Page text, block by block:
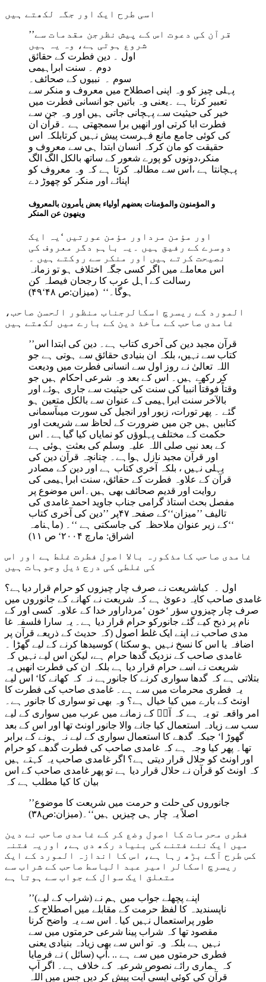
اسی طرح ایک اور جگہ لکھتے ہیں
’’قرآن کی دعوت اس کے پیش نظرجن مقدمات سے
شروع ہوتی ہے، وہ یہ ہیں
اول ۔ دین فطرت کے حقائق
سوم ۔ نبیوں کے صحائف۔
پہلی چیز کو وہ اپنی اصطلاح میں معروف و منکر سے
تعبیر کرتا ہے ۔یعنی وہ باتیں جو انسانی فطرت میں
خیر کی حیثیت سے پہچانی جاتی ہیں اور وہ جن سے
فطرت ابا کرتی اور انھیں برا سمجھتی ہے ۔قرآن ان
کی کوئی جامع مانع فہرست پیش نہیں کرتابلکہ اس
حقیقت کو مان کرکہ انسان ابتدا ہی سے معروف و
منکر،دونوں کو پورے شعور کے ساتھ بالکل الگ الگ
پہچانتا ہے ،اس سے مطالبہ کرتا ہے کہ وہ معروف کو
اپنائے اور منکر کو چھوڑ دے
و المؤمنون والمؤمنات بعضھم أولیاء بعض یأمرون بالمعروف
وینھون عن المنکر
اور مؤمن مرداور مؤمن عورتیں ‘یہ ایک
دوسرے کے رفیق ہیں ۔یہ باہم دگر معروف کی
اس معاملے میں اگر کسی جگہ اختلاف ہو تو زمانہ
رسالت کے اہل عرب کا رجحان فیصلہ کن
ہوگا۔‘‘ (میزان:ص ۴۸‘۴۹)
المورد کے ریسرچ اسکالرجناب منظور الحسن صاحب،
’’قرآن مجید دین کی آخری کتاب ہے۔ دین کی ابتدا اس
کتاب سے نہیں، بلکہ ان بنیادی حقائق سے ہوتی ہے جو
اللہ تعالیٰ نے روز اول سے انسانی فطرت میں ودیعت
کر رکھے ہیں۔ اس کے بعد وہ شرعی احکام ہیں جو
وقتاً فوقتاً انبیا کی سنت کی حیثیت سے جاری ہوئے اور
بالآخر سنت ابراہیمی کے عنوان سے بالکل متعین ہو
گئے ۔ پھر تورات، زبور اور انجیل کی سورت میںآسمانی
کتابیں ہیں جن میں ضرورت کے لحاظ سے شریعت اور
حکمت کے مختلف پہلوؤں کو نمایاں کیا گیاہے۔ اس
کے بعد نبی صلی اللہ علیہ وسلم کی بعثت ہوئی ہے
اور قرآن مجید نازل ہواہے۔ چنانچہ قرآن دین کی
پہلی نہیں ، بلکہ آخری کتاب ہے اور دین کے مصادر
قرآن کے علاوہ فطرت کے حقائق، سنت ابراہیمی کی
روایت اور قدیم صحائف بھی ہیں۔اس موضوع پر
مفصل بحث استاذ گرامی جناب جاوید احمد غامدی کی
تالیف ’’میزان‘‘کے صفحہ۴۷پر ’’دین کی آخری کتاب
‘‘کے زیر عنوان ملاحظہ کی جاسکتی ہے ‘‘۔ (ماہنامہ
اشراق: مارچ ۲۰۰۴‘ ص ۱۱)
غامدی صاحب کامذکورہ بالا اصول فطرت غلط ہے اور اس
اول ۔ کیاشریعت نے صرف چار چیزوں کو حرام قرار دیاہے؟
غامدی صاحب کایہ دعویٰ ہے کہ شریعت نے کھانے کے جانوروں میں
صرف چار چیزوں سؤر ‘خون ‘مرداراور خدا کے علاوہ کسی اور کے
نام پر ذبح کیے گئے جانورکو حرام قرار دیا ہے۔ یہ سارا فلسفہ غا
مدی صاحب نے اپنے ایک غلط اصول (کہ حدیث کے ذریعے قرآن پر
اضافہ یا اس کا نسخ نہیں ہو سکتا ) کوسیدھا کرنے کے لیے گھڑا ۔
غامدی صاحب کے نزدیک گدھا حرام ہے، لیکن اس لیے نہیں کہ
شریعت نے اسے حرام قرار دیا ہے بلکہ ان کی فطرت انھیں یہ
بتلاتی ہے کہ گدھا سواری کرنے کا جانورہے نہ کہ کھانے کا‘ اس لیے
یہ فطری محرمات میں سے ہے۔ غامدی صاحب کی فطرت کا
اونٹ کے بارے میں کیا خیال ہے؟ وہ بھی تو سواری کا جانور ہے۔
امر واقعہ تو یہ ہے کہ آپؐ کے زمانے میں عرب میں سواری کے لیے
سب سے زیادہ استعمال کیا جانے والا جانور اونٹ تھا اور اس کے بعد
گھوڑ ا‘ جبکہ گدھے کا استعمال سواری کے لیے نہ ہونے کے برابر
تھا۔ پھر کیا وجہ ہے کہ غامدی صاحب کی فطرت گدھے کو حرام
اور اونٹ کو حلال قرار دیتی ہے؟ اگر غامدی صاحب یہ کہتے ہیں
کہ اونٹ کو قرآن نے حلال قرار دیا ہے تو پھر غامدی صاحب کے اس
بیان کا کیا مطلب ہے کہ
’’جانوروں کی حلت و حرمت میں شریعت کا موضوع
اصلاً یہ چار ہی چیزیں ہیں‘‘۔(میزان:ص۳۸)
فطری محرمات کا اصول وضع کر کے غامدی صاحب نے دین
میں ایک نئے فتنے کی بنیاد رکھ دی ہے، اوریہ فتنہ
کس طرح آگے بڑھ رہا ہے، اس کا اندازہ المورد کے ایک
ریسرچ اسکالر امیر عبد الباسط صاحب کے شراب سے
متعلق ایک سوال کے جواب سے ہوتا ہے
’’اپنے پچھلے جواب میں ہم نے (شراب کے لیے)
ناپسندیدہ کا لفظ حرمت کے مقابلے میں اصطلاح کے
طور پراستعمال نہیں کیا۔ اس سے یہ واضح کرنا
مقصود تھا کہ شراب پینا شرعی حرمتوں میں سے
نہیں ہے بلکہ وہ تو اس سے بھی زیادہ بنیادی یعنی
فطری حرمتوں میں سے ہے .. .آپ (سائل ) نے فرمایا
کہ ہماری رائے نصوص شرعیہ کے خلاف ہے۔ اگر آپ
قرآن کی کوئی ایسی آیت پیش کر دیں جس میں اللہ